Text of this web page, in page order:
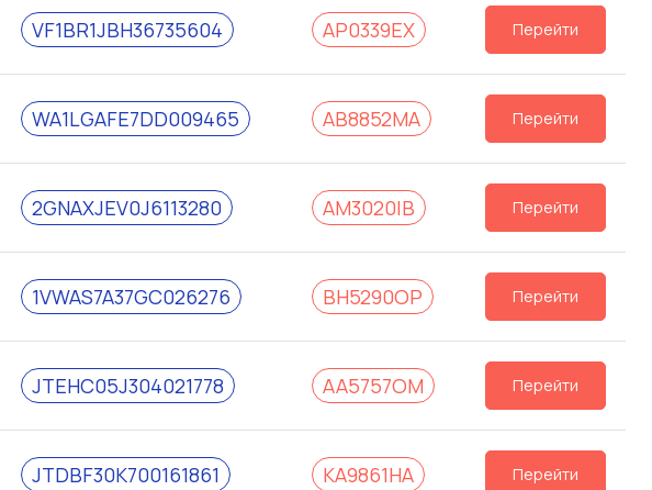
VF1BR1JBH36735604 АР0339ЕХ Перейти
WA1LGAFE7DD009465 АВ8852МА Перейти
2GNAXJEV0J6113280 АМ3020ІВ Перейти
1VWAS7A37GC026276 ВН5290ОР Перейти
JTEHC05J304021778 АА5757ОМ Перейти
JTDBF30K700161861 КА9861НА Перейти